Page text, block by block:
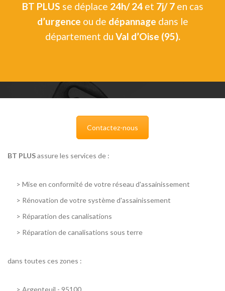
BT PLUS se déplace 24h/ 24et 7j/ 7en cas
d’urgence ou de dépannage dans le
département du Val d’Oise (95).
Contactez-nous
BT PLUSassure les services de :
> Mise en conformité de votre réseau d'assainissement
> Rénovation de votre système d'assainissement
> Réparation des canalisations
> Réparation de canalisations sous terre
dans toutes ces zones :
> Argenteuil - 95100